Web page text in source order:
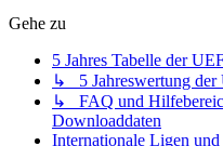
Gehe zu
5 Jahres Tabelle der
↳ 5 Jahreswertung der
↳ FAQ und
Downloaddaten
Internationale Ligen